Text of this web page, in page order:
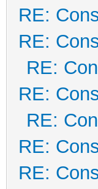
RE:
RE:
RE:
RE:
RE:
RE:
RE: